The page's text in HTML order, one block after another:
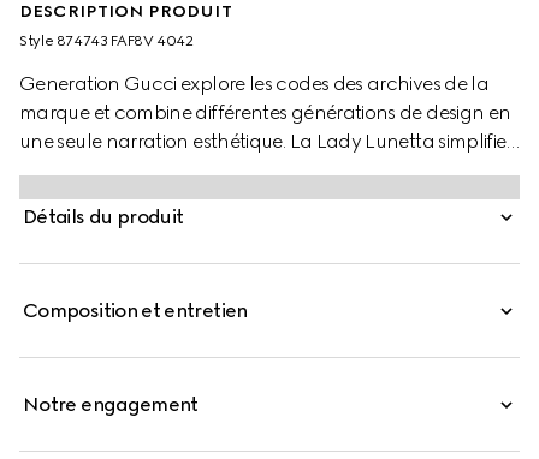
DESCRIPTION PRODUIT
Style ‎874743 FAF8V 4042
Generation Gucci explore les codes des archives de la
marque et combine différentes générations de design en
une seule narration esthétique. La Lady Lunetta simplifie
la silhouette en croissant de lune, dont la forme
compacte est idéale pour ranger les essentiels.
Confectionné en Denim GG, il est complété par une
Détails du produit
Composition et entretien
Notre engagement